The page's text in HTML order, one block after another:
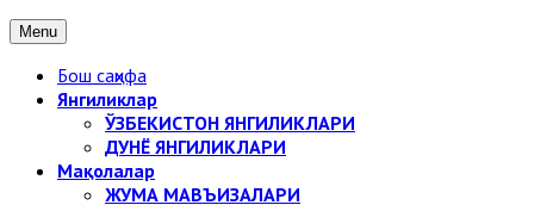
Menu
Бош саҳифа
Янгиликлар
ЎЗБЕКИСТОН ЯНГИЛИКЛАРИ
ДУНЁ ЯНГИЛИКЛАРИ
Мақолалар
ЖУМА МАВЪИЗАЛАРИ